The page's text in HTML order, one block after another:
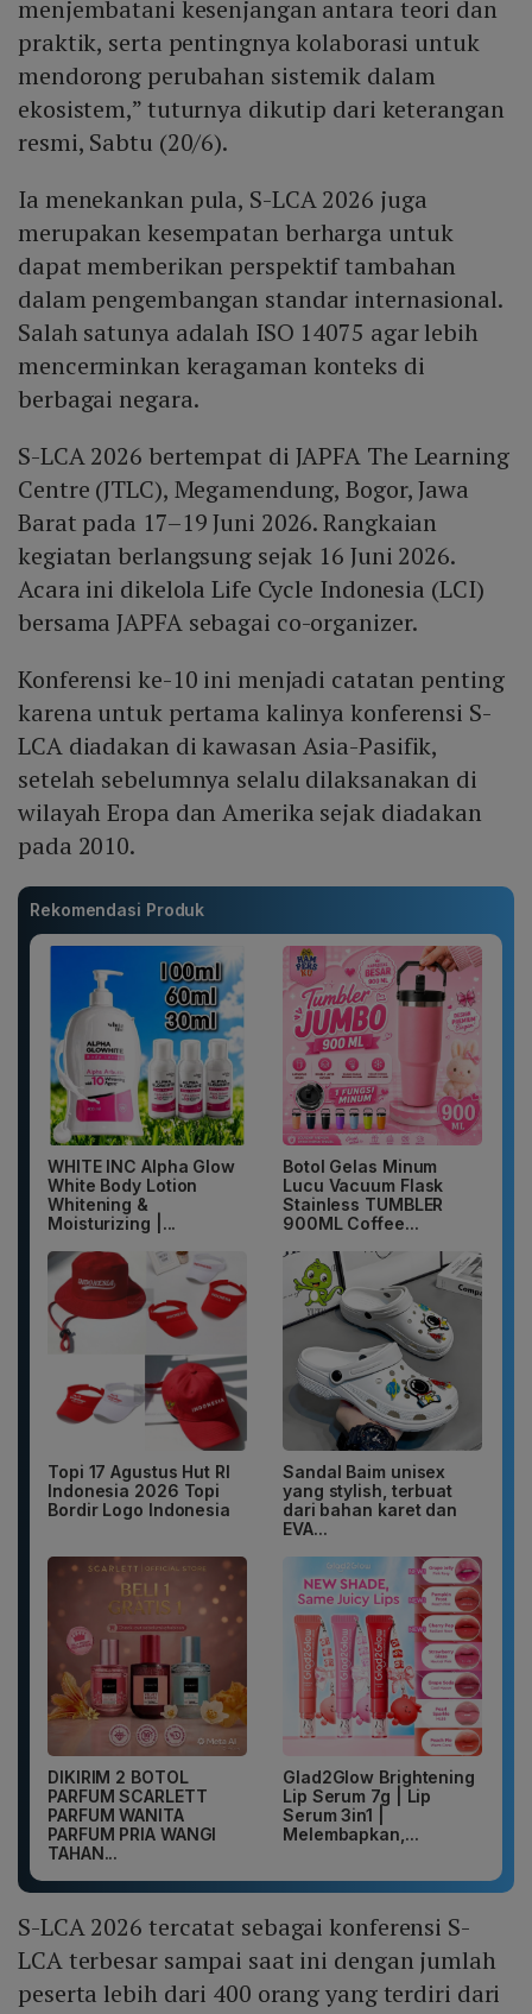
sebagai jembatan antara teori akademik dan
implementasi industri, dengan harapan konferensi
menjadi alat praktis bagi kebijakan masa depan.
menjembatani kesenjangan antara teori dan
praktik, serta pentingnya kolaborasi untuk
mendorong perubahan sistemik dalam
ekosistem,” tuturnya dikutip dari keterangan
resmi, Sabtu (20/6).
Ia menekankan pula, S-LCA 2026 juga
merupakan kesempatan berharga untuk
dapat memberikan perspektif tambahan
dalam pengembangan standar internasional.
Salah satunya adalah ISO 14075 agar lebih
mencerminkan keragaman konteks di
berbagai negara.
S-LCA 2026 bertempat di JAPFA The Learning
Centre (JTLC), Megamendung, Bogor, Jawa
Barat pada 17–19 Juni 2026. Rangkaian
kegiatan berlangsung sejak 16 Juni 2026.
Acara ini dikelola Life Cycle Indonesia (LCI)
bersama JAPFA sebagai co-organizer.
Konferensi ke-10 ini menjadi catatan penting
karena untuk pertama kalinya konferensi S-
LCA diadakan di kawasan Asia-Pasifik,
setelah sebelumnya selalu dilaksanakan di
wilayah Eropa dan Amerika sejak diadakan
pada 2010.
Rekomendasi Produk
WHITE INC Alpha Glow
White Body Lotion
Whitening &
Moisturizing |...
Botol Gelas Minum
Lucu Vacuum Flask
Stainless TUMBLER
900ML Coffee...
Topi 17 Agustus Hut RI
Indonesia 2026 Topi
Bordir Logo Indonesia
Sandal Baim unisex
yang stylish, terbuat
dari bahan karet dan
EVA...
DIKIRIM 2 BOTOL
PARFUM SCARLETT
PARFUM WANITA
PARFUM PRIA WANGI
TAHAN...
Glad2Glow Brightening
Lip Serum 7g | Lip
Serum 3in1 |
Melembapkan,...
S-LCA 2026 tercatat sebagai konferensi S-
LCA terbesar sampai saat ini dengan jumlah
peserta lebih dari 400 orang yang terdiri dari